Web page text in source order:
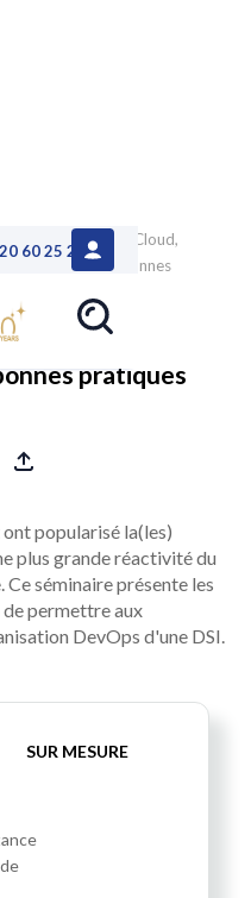
60 25 26
Virtualisation, Cloud,
état de l'art et bonnes
pratiques
popularisé la(les)
plus grande réactivité du
séminaire présente les
permettre aux
DevOps d'une DSI.
SUR MESURE